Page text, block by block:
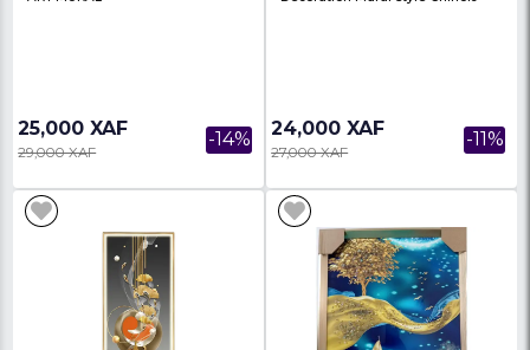
ART MURAL DE PEINTURE
EXQULEG Diamant 5D
ART MURAL